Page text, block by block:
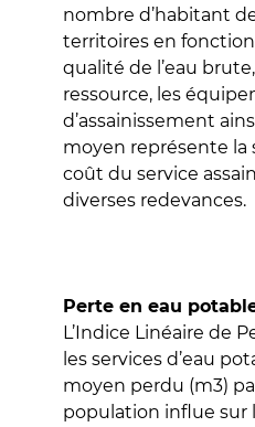
nombre d’habitant
territoires en
qualité de l’eau
ressource, les
d’assainissement
moyen représente la
coût du service
diverses redevances.
Perte en eau
L’Indice Linéaire de
les services d’eau
moyen perdu (m3)
population influe sur